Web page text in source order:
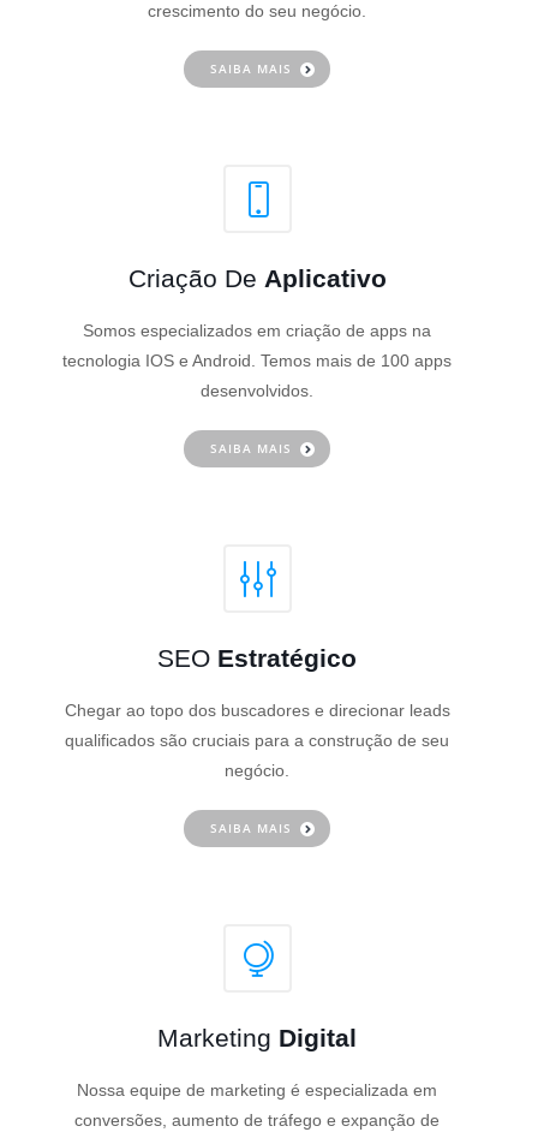
crescimento do seu negócio.
SAIBA MAIS
Criação De Aplicativo
Somos especializados em criação de apps na
tecnologia IOS e Android. Temos mais de 100 apps
desenvolvidos.
SAIBA MAIS
SEO Estratégico
Chegar ao topo dos buscadores e direcionar leads
qualificados são cruciais para a construção de seu
negócio.
SAIBA MAIS
Marketing Digital
Nossa equipe de marketing é especializada em
conversões, aumento de tráfego e expanção de